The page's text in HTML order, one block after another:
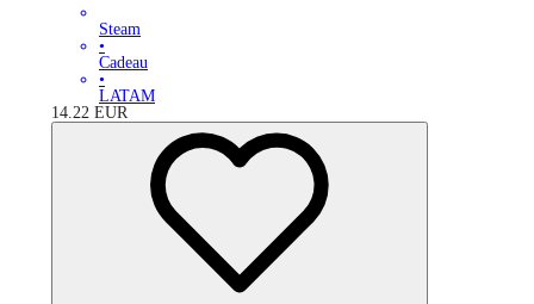
Steam
•
Cadeau
•
LATAM
14.22 EUR